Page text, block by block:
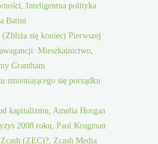
Inteligentna polityka
Batini
się koniec) Pierwszej
Mieszkalnictwo,
Grantham
zmieniającego się porządku
kapitalizmu, Amelia Horgan
2008 roku, Paul Krugman
(ZEC)?, Zcash Media